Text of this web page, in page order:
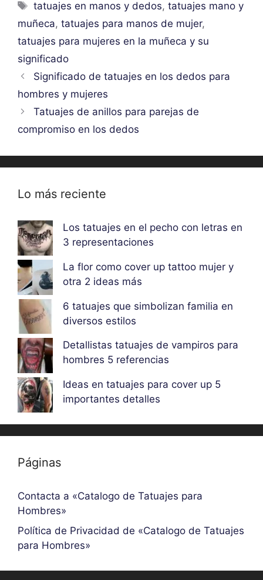
Etiquetas
tatuajes en manos y dedos,tatuajes mano y
muñeca, tatuajes para manos de mujer,
tatuajes para mujeres en la muñeca y su
significado
Significado de tatuajes en los dedos para
hombres y mujeres
Tatuajes de anillos para parejas de
compromiso en los dedos
Lo más reciente
Los tatuajes en el pecho con letras en
3 representaciones
La flor como cover up tattoo mujer y
otra 2 ideas más
6 tatuajes que simbolizan familia en
diversos estilos
Detallistas tatuajes de vampiros para
hombres 5 referencias
Ideas en tatuajes para cover up 5
importantes detalles
Páginas
Contacta a «Catalogo de Tatuajes para
Hombres»
Política de Privacidad de «Catalogo de Tatuajes
para Hombres»